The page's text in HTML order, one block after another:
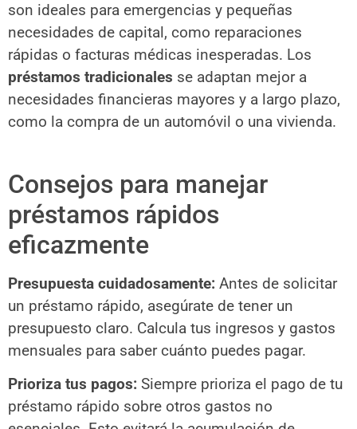
son ideales para emergencias y pequeñas
necesidades de capital, como reparaciones
rápidas o facturas médicas inesperadas. Los
préstamos tradicionales se adaptan mejor a
necesidades financieras mayores y a largo plazo,
como la compra de un automóvil o una vivienda.
Consejos para manejar
préstamos rápidos
eficazmente
Presupuesta cuidadosamente: Antes de solicitar
un préstamo rápido, asegúrate de tener un
presupuesto claro. Calcula tus ingresos y gastos
mensuales para saber cuánto puedes pagar.
Prioriza tus pagos: Siempre prioriza el pago de tu
préstamo rápido sobre otros gastos no